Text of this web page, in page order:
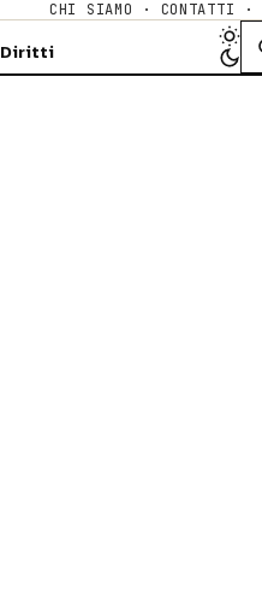
CHI SIAMO · CONTATTI ·
Diritti